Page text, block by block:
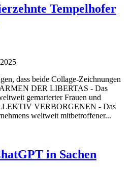
Tempelhofer
dass beide Collage-Zeichnungen
DER LIBERTAS - Das
gemarterter Frauen und
VERBORGENEN - Das
weltweit mitbetroffener...
in Sachen